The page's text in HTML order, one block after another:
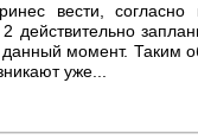
вести, согласно
действительно
момент. Таким
уже...